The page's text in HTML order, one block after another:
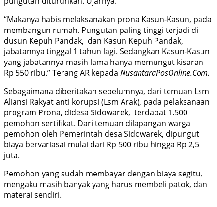
“Makanya habis melaksanakan prona Kasun-Kasun, pada
membangun rumah. Pungutan paling tinggi terjadi di
dusun Kepuh Pandak, dan Kasun Kepuh Pandak,
jabatannya tinggal 1 tahun lagi. Sedangkan Kasun-Kasun
yang jabatannya masih lama hanya memungut kisaran
Rp 550 ribu.” Terang AR kepada NusantaraPosOnline.Com.
Sebagaimana diberitakan sebelumnya, dari temuan Lsm
Aliansi Rakyat anti korupsi (Lsm Arak), pada pelaksanaan
program Prona, didesa Sidowarek, terdapat 1.500
pemohon sertifikat. Dari temuan dilapangan warga
pemohon oleh Pemerintah desa Sidowarek, dipungut
biaya bervariasai mulai dari Rp 500 ribu hingga Rp 2,5
juta.
Pemohon yang sudah membayar dengan biaya segitu,
mengaku masih banyak yang harus membeli patok, dan
materai sendiri.